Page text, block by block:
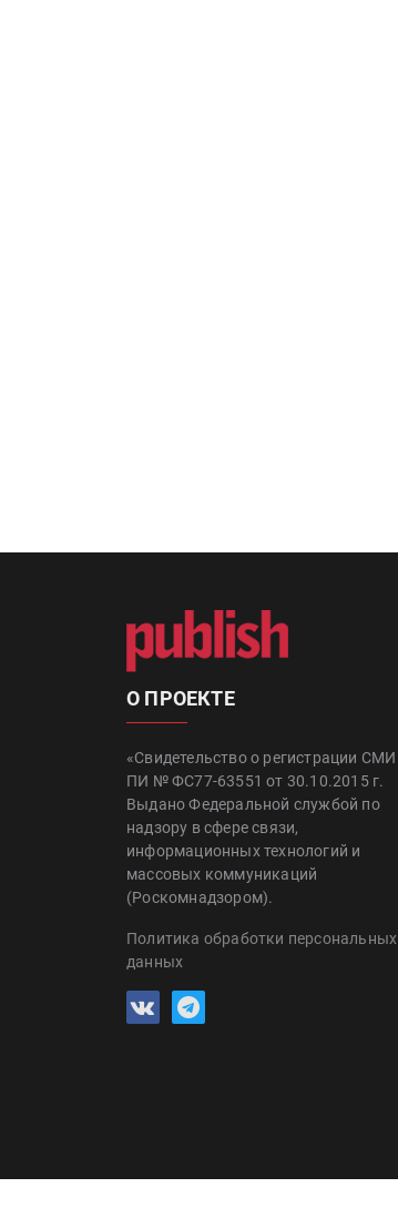
О ПРОЕКТЕ
«Свидетельство о регистрации СМИ
ПИ № ФС77-63551 от 30.10.2015 г.
Выдано Федеральной службой по
надзору в сфере связи,
информационных технологий и
массовых коммуникаций
(Роскомнадзором).
Политика обработки персональных
данных